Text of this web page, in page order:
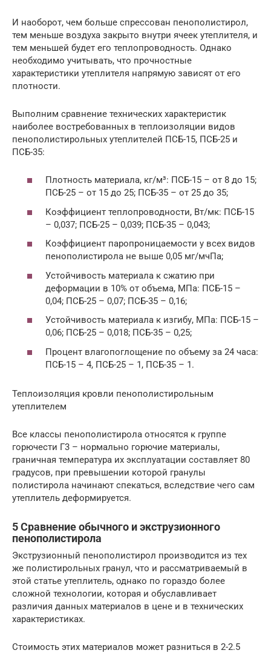
И наоборот, чем больше спрессован пенополистирол,
тем меньше воздуха закрыто внутри ячеек утеплителя, и
тем меньшей будет его теплопроводность. Однако
необходимо учитывать, что прочностные
характеристики утеплителя напрямую зависят от его
плотности.
Выполним сравнение технических характеристик
наиболее востребованных в теплоизоляции видов
пенополистирольных утеплителей ПСБ-15, ПСБ-25 и
ПСБ-35:
Плотность материала, кг/м³: ПСБ-15 – от 8 до 15;
ПСБ-25 – от 15 до 25; ПСБ-35 – от 25 до 35;
Коэффициент теплопроводности, Вт/мк: ПСБ-15
– 0,037; ПСБ-25 – 0,039; ПСБ-35 – 0,043;
Коэффициент паропроницаемости у всех видов
пенополистирола не выше 0,05 мг/мчПа;
Устойчивость материала к сжатию при
деформации в 10% от объема, МПа: ПСБ-15 –
0,04; ПСБ-25 – 0,07; ПСБ-35 – 0,16;
Устойчивость материала к изгибу, МПа: ПСБ-15 –
0,06; ПСБ-25 – 0,018; ПСБ-35 – 0,25;
Процент влагопоглощение по объему за 24 часа:
ПСБ-15 – 4, ПСБ-25 – 1, ПСБ-35 – 1.
Теплоизоляция кровли пенополистирольным
утеплителем
Все классы пенополистирола относятся к группе
горючести Г3 – нормально горючие материалы,
граничная температура их эксплуатации составляет 80
градусов, при превышении которой гранулы
полистирола начинают спекаться, вследствие чего сам
утеплитель деформируется.
5 Сравнение обычного и экструзионного
пенополистирола
Экструзионный пенополистирол производится из тех
же полистирольных гранул, что и рассматриваемый в
этой статье утеплитель, однако по гораздо более
сложной технологии, которая и обуславливает
различия данных материалов в цене и в технических
характеристиках.
Стоимость этих материалов может разниться в 2-2.5